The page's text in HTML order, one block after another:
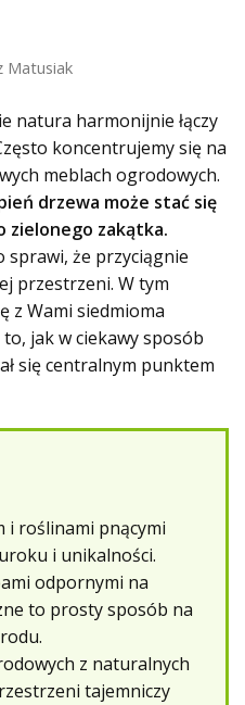
Matusiak
natura harmonijnie łączy
koncentrujemy się na
meblach ogrodowych.
drzewa może stać się
zielonego zakątka.
sprawi, że przyciągnie
przestrzeni. W tym
z Wami siedmioma
jak w ciekawy sposób
się centralnym punktem
i roślinami pnącymi
i unikalności.
odpornymi na
to prosty sposób na
z naturalnych
tajemniczy